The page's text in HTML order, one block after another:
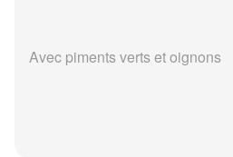
Avec piments verts et oignons